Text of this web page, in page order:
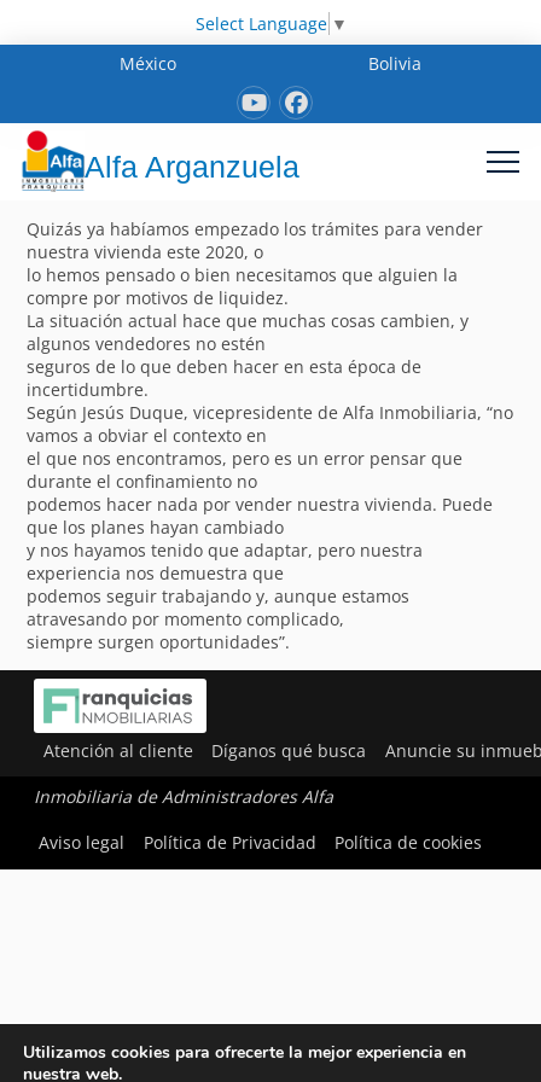
Select Language ▼
México
Bolivia
Alfa Arganzuela
Quizás ya habíamos empezado los trámites para vender
nuestra vivienda este 2020, o
lo hemos pensado o bien necesitamos que alguien la
compre por motivos de liquidez.
La situación actual hace que muchas cosas cambien, y
algunos vendedores no estén
seguros de lo que deben hacer en esta época de
incertidumbre.
Según Jesús Duque, vicepresidente de Alfa Inmobiliaria, “no
vamos a obviar el contexto en
el que nos encontramos, pero es un error pensar que
durante el confinamiento no
podemos hacer nada por vender nuestra vivienda. Puede
que los planes hayan cambiado
y nos hayamos tenido que adaptar, pero nuestra
experiencia nos demuestra que
podemos seguir trabajando y, aunque estamos
atravesando por momento complicado,
siempre surgen oportunidades”.
Atención al cliente Díganos qué busca Anuncie su
Inmobiliaria de Administradores Alfa
Aviso legal
Política de Privacidad Política de cookies
Utilizamos cookies para ofrecerte la mejor experiencia en
nuestra web.